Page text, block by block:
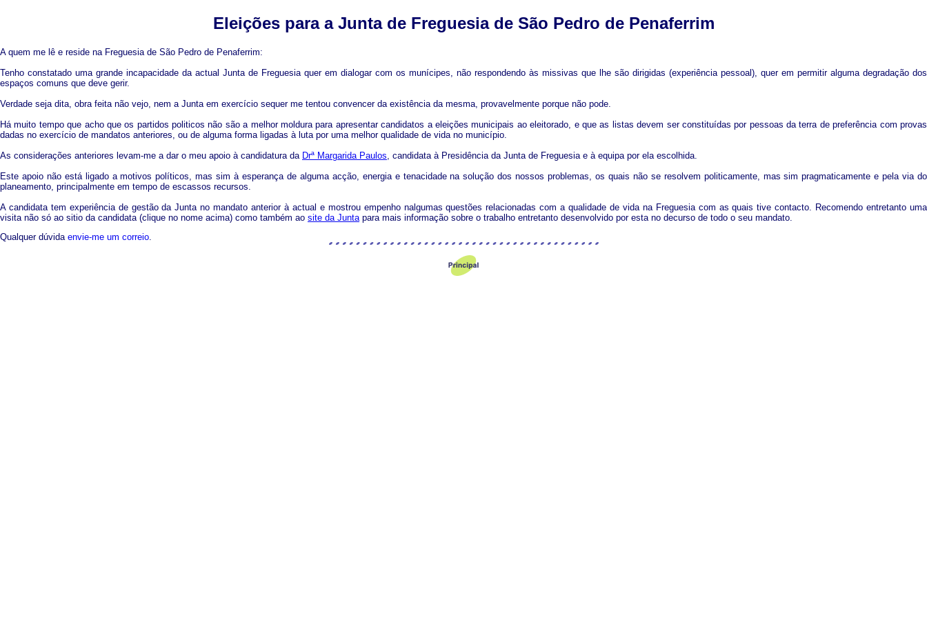
Eleições para a Junta de Freguesia de São Pedro de Penaferrim
A quem me lê e reside na Freguesia de São Pedro de Penaferrim:
Tenho constatado uma grande incapacidade da actual Junta de Freguesia quer em dialogar com os munícipes, não respondendo às missivas que lhe são dirigidas (experiência pessoal), quer em permitir alguma degradação dos
espaços comuns que deve gerir.
Verdade seja dita, obra feita não vejo, nem a Junta em exercício sequer me tentou convencer da existência da mesma, provavelmente porque não pode.
Há muito tempo que acho que os partidos politicos não são a melhor moldura para apresentar candidatos a eleições municipais ao eleitorado, e que as listas devem ser constituídas por pessoas da terra de preferência com provas
dadas no exercício de mandatos anteriores, ou de alguma forma ligadas à luta por uma melhor qualidade de vida no município.
As considerações anteriores levam-me a dar o meu apoio à candidatura da Drª Margarida Paulos , candidata à Presidência da Junta de Freguesia e à equipa por ela escolhida.
Este apoio não está ligado a motivos políticos, mas sim à esperança de alguma acção, energia e tenacidade na solução dos nossos problemas, os quais não se resolvem politicamente, mas sim pragmaticamente e pela via do
planeamento, principalmente em tempo de escassos recursos.
A candidata tem experiência de gestão da Junta no mandato anterior à actual e mostrou empenho nalgumas questões relacionadas com a qualidade de vida na Freguesia com as quais tive contacto. Recomendo entretanto uma
visita não só ao sitio da candidata (clique no nome acima) como também ao site da Junta para mais informação sobre o trabalho entretanto desenvolvido por esta no decurso de todo o seu mandato.
Qualquer dúvida envie-me um correio